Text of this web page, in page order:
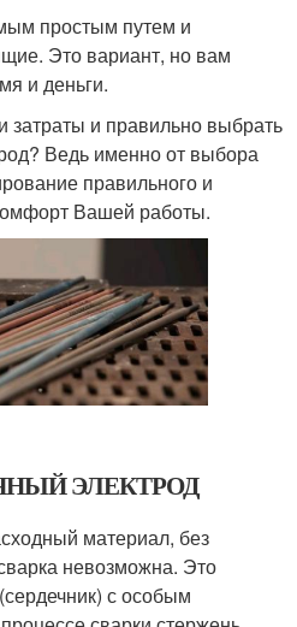
простым путем и
Это вариант, но вам
и деньги.
затраты и правильно выбрать
Ведь именно от выбора
правильного и
Вашей работы.
ЭЛЕКТРОД
материал, без
невозможна. Это
с особым